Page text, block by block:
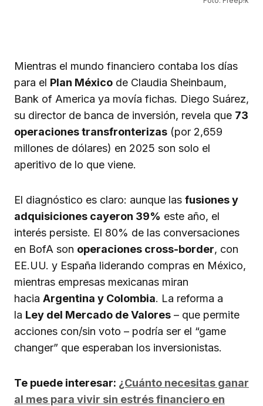
Mientras el mundo financiero contaba los días
para el Plan México de Claudia Sheinbaum,
Bank of America ya movía fichas. Diego Suárez,
su director de banca de inversión, revela que 73
operaciones transfronterizas (por 2,659
millones de dólares) en 2025 son solo el
aperitivo de lo que viene.
El diagnóstico es claro: aunque las fusiones y
adquisiciones cayeron 39% este año, el
interés persiste. El 80% de las conversaciones
en BofA son operaciones cross-border, con
EE.UU. y España liderando compras en México,
mientras empresas mexicanas miran
hacia Argentina y Colombia. La reforma a
la Ley del Mercado de Valores – que permite
acciones con/sin voto – podría ser el “game
changer” que esperaban los inversionistas.
Te puede interesar: ¿Cuánto necesitas ganar
al mes para vivir sin estrés financiero en